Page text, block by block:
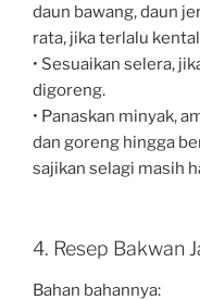
daun bawang, daun
rata, jika terlalu
• Sesuaikan selera,
digoreng.
• Panaskan minyak,
dan goreng hingga
sajikan selagi masih
4. Resep Bakwan
Bahan bahannya: